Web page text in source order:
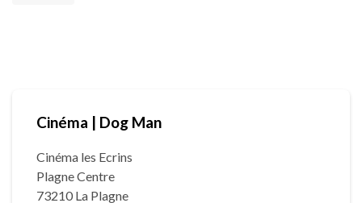
Cinéma | Dog Man
Cinéma les Ecrins
Plagne Centre
73210 La Plagne